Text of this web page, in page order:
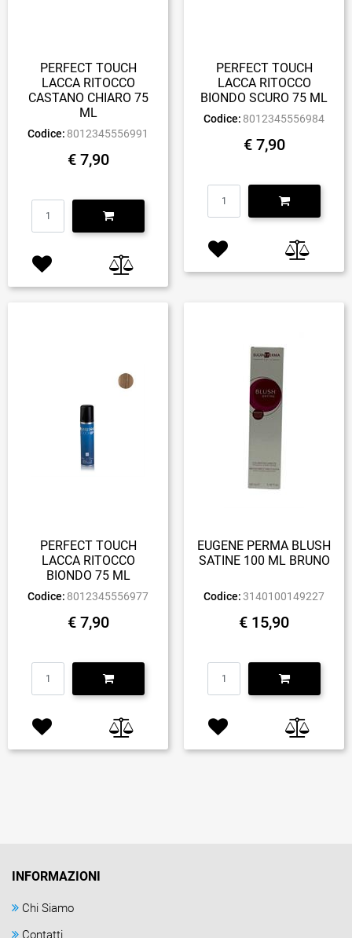
PERFECT TOUCH
LACCA RITOCCO
CASTANO CHIARO 75
ML
Codice: 8012345556991
€ 7,90
Quantità
PERFECT TOUCH
LACCA RITOCCO
BIONDO SCURO 75 ML
Codice: 8012345556984
€ 7,90
Quantità
PERFECT TOUCH
LACCA RITOCCO
BIONDO 75 ML
Codice: 8012345556977
€ 7,90
Quantità
EUGENE PERMA BLUSH
SATINE 100 ML BRUNO
Codice: 3140100149227
€ 15,90
Quantità
INFORMAZIONI
Chi Siamo
Contatti